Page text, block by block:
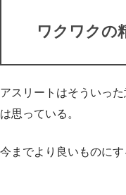
ワクワクの
アスリートはそういっ
は思っている。
今までより良いものにす